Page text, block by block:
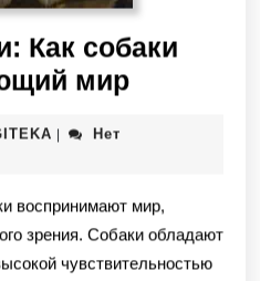
Как собаки
мир
|
Нет
зрения. Собаки обладают
чувствительностью